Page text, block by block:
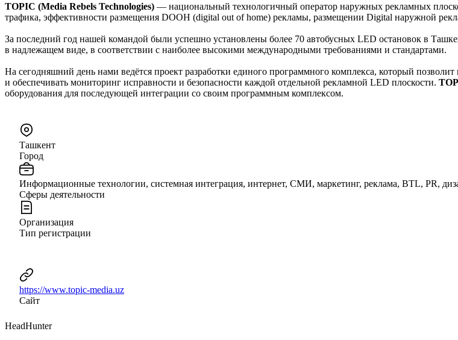
TOPIC (Media Rebels Technologies) — национальный технологичный оператор наружных рекламных
трафика, эффективности размещения DOOH (digital out of home) рекламы, размещении Digital наружной
За последний год нашей командой были успешно установлены более 70 автобусных LED остановок в
в надлежащем виде, в соответствии с наиболее высокими международными требованиями и стандартами.
На сегодняшний день нами ведётся проект разработки единого программного комплекса, который
и обеспечивать мониторинг исправности и безопасности каждой отдельной рекламной LED плоскости.
оборудования для последующей интеграции со своим программным комплексом.
Ташкент
Город
Информационные технологии, системная интеграция, интернет, СМИ, маркетинг, реклама, BTL, PR,
Сферы деятельности
Организация
Тип регистрации
https://www.topic-media.uz
Сайт
HeadHunter